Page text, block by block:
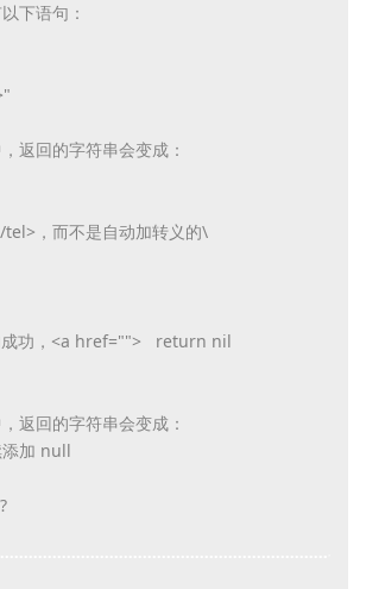
下语句：
返回的字符串会变成：
tel>，而不是自动加转义的\
成功，<a href=""> return nil
返回的字符串会变成：
加 null